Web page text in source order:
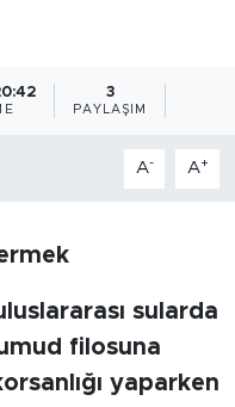
3
PAYLAŞIM
A- A+
sularda
filosuna
yaparken
Fikstür